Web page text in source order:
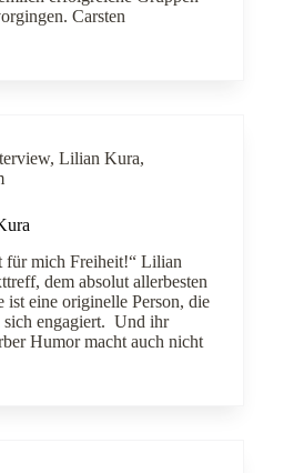
Carsten
, Lilian Kura,
für mich Freiheit!“ Lilian
dem absolut allerbesten
ist eine originelle Person, die
sich engagiert. Und ihr
Humor macht auch nicht